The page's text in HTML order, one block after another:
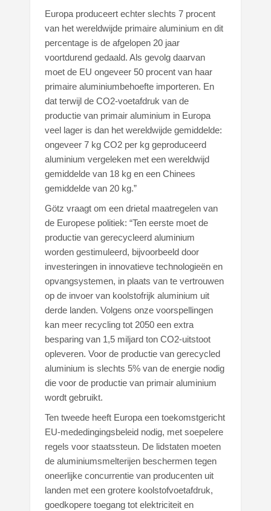
Europa produceert echter slechts 7 procent
van het wereldwijde primaire aluminium en dit
percentage is de afgelopen 20 jaar
voortdurend gedaald. Als gevolg daarvan
moet de EU ongeveer 50 procent van haar
primaire aluminiumbehoefte importeren. En
dat terwijl de CO2-voetafdruk van de
productie van primair aluminium in Europa
veel lager is dan het wereldwijde gemiddelde:
ongeveer 7 kg CO2 per kg geproduceerd
aluminium vergeleken met een wereldwijd
gemiddelde van 18 kg en een Chinees
gemiddelde van 20 kg.”
Götz vraagt om een drietal maatregelen van
de Europese politiek: “Ten eerste moet de
productie van gerecycleerd aluminium
worden gestimuleerd, bijvoorbeeld door
investeringen in innovatieve technologieën en
opvangsystemen, in plaats van te vertrouwen
op de invoer van koolstofrijk aluminium uit
derde landen. Volgens onze voorspellingen
kan meer recycling tot 2050 een extra
besparing van 1,5 miljard ton CO2-uitstoot
opleveren. Voor de productie van gerecycled
aluminium is slechts 5% van de energie nodig
die voor de productie van primair aluminium
wordt gebruikt.
Ten tweede heeft Europa een toekomstgericht
EU-mededingingsbeleid nodig, met soepelere
regels voor staatssteun. De lidstaten moeten
de aluminiumsmelterijen beschermen tegen
oneerlijke concurrentie van producenten uit
landen met een grotere koolstofvoetafdruk,
goedkopere toegang tot elektriciteit en